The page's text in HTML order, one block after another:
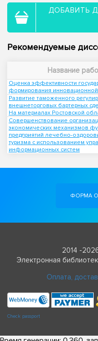
ДОБАВИТЬ
Рекомендуемые
Название
Оценка эффективности
формирования инновационной
Развитие таможенного
внешнеторговых бартерных
На материалах Ростовской
Совершенствование
экономических механизмов
предприятий лечебно-
туризма с использованием
информационных систем
ФОРМА
2014 -
Электронная
Оплата,
Check passport